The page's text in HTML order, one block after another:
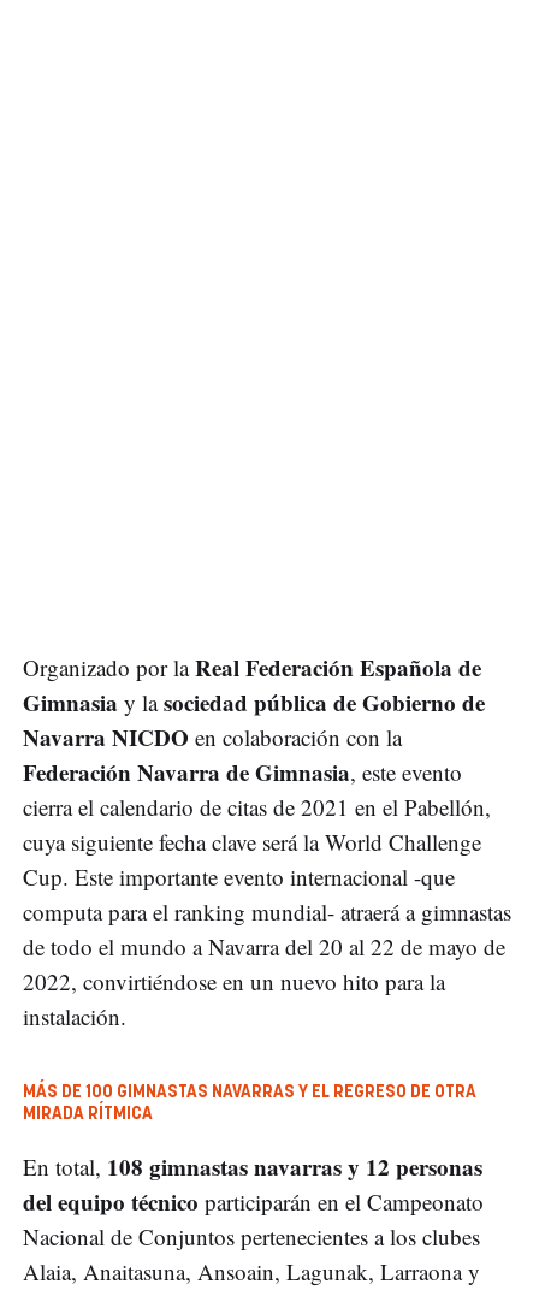
Organizado por laReal Federación Española de
Gimnasia y lasociedad pública de Gobierno de
Navarra NICDO en colaboración con la
Federación Navarra de Gimnasia, este evento
cierra el calendario de citas de 2021 en el Pabellón,
cuya siguiente fecha clave será la World Challenge
Cup. Este importante evento internacional -que
computa para el ranking mundial- atraerá a gimnastas
de todo el mundo a Navarra del 20 al 22 de mayo de
2022, convirtiéndose en un nuevo hito para la
instalación.
MÁS DE 100 GIMNASTAS NAVARRAS Y EL REGRESO DE OTRA
MIRADA RÍTMICA
En total, 108 gimnastas navarras y 12 personas
del equipo técnico participarán en el Campeonato
Nacional de Conjuntos pertenecientes a los clubes
Alaia, Anaitasuna, Ansoain, Lagunak, Larraona y